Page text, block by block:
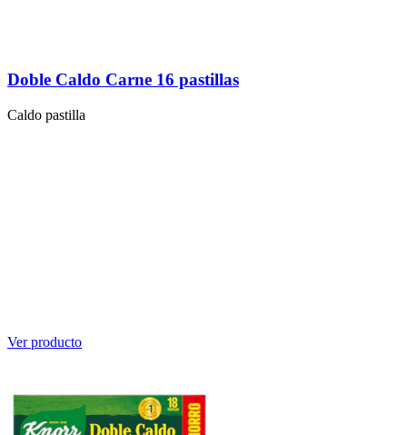
Doble Caldo Carne 16 pastillas
Caldo pastilla
Ver producto